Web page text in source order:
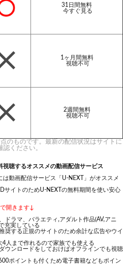
31日間無料
今すぐ見る
1ヶ月間無料
視聴不可
2週間無料
視聴不可
のものです。最新の配信状況はサイトに
認ください。
聴するオススメの動画配信サービス
は動画配信サービス「U-NEXT」がオススメ
サイトのためU-NEXTの無料期間を使い安心
開きます↓
ドラマ、バラエティ,アダルト作品(AV,アニ
充実している
奨する正規のサイトのため余計な広告やウイ
人まで作れるので家族でも使える
ウンロードをしておけばオフラインでも視聴
ポイントも付くため電子書籍などもポイン